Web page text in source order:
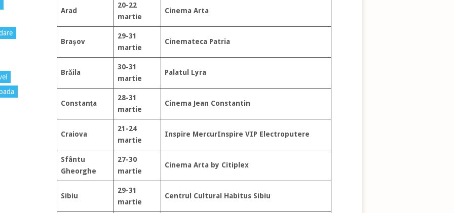
Arad
20-22
martie
Cinema Arta
Braşov
29-31
martie
Cinemateca Patria
Brăila
30-31
martie
Palatul Lyra
Constanţa
28-31
martie
Cinema Jean Constantin
Craiova
21-24
martie
Inspire MercurInspire VIP Electroputere
Sfântu
Gheorghe
27-30
martie
Cinema Arta by Citiplex
Sibiu
29-31
martie
Centrul Cultural Habitus Sibiu